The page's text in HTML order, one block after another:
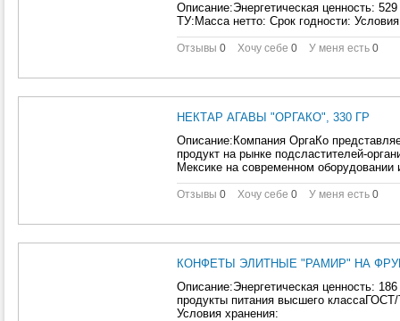
Описание:Энергетическая ценность:
ТУ:Масса нетто: Срок годности:
Отзывы 0 Хочу себе 0 У меня есть 0
НЕКТАР АГАВЫ "ОРГАКО", 330 ГР
Описание:Компания ОргаКо
продукт на рынке подсластителей-
Мексике на современном оборудовании
Отзывы 0 Хочу себе 0 У меня есть 0
КОНФЕТЫ ЭЛИТНЫЕ "РАМИР" НА
Описание:Энергетическая ценность:
продукты питания высшего
Условия хранения: